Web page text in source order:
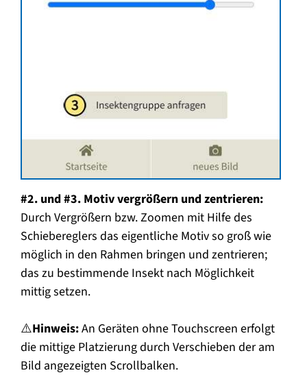
#2. und #3. Motiv vergrößern und zentrieren:
Durch Vergrößern bzw. Zoomen mit Hilfe des
Schiebereglers das eigentliche Motiv so groß wie
möglich in den Rahmen bringen und zentrieren;
das zu bestimmende Insekt nach Möglichkeit
mittig setzen.
⚠️Hinweis:An Geräten ohne Touchscreen erfolgt
die mittige Platzierung durch Verschieben der am
Bild angezeigten Scrollbalken.